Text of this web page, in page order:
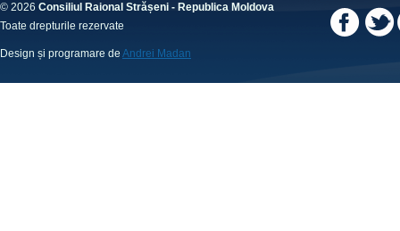
© 2026 Consiliul Raional Strășeni - Republica Moldova
Toate drepturile rezervate
Design și programare de Andrei Madan